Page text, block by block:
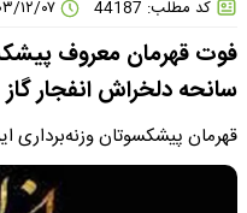
کد مطلب: 44187
فوت قهرمان معروف
سانحه دلخراش انفجار گاز
قهرمان پیشکسوتان وزنه‌برداری